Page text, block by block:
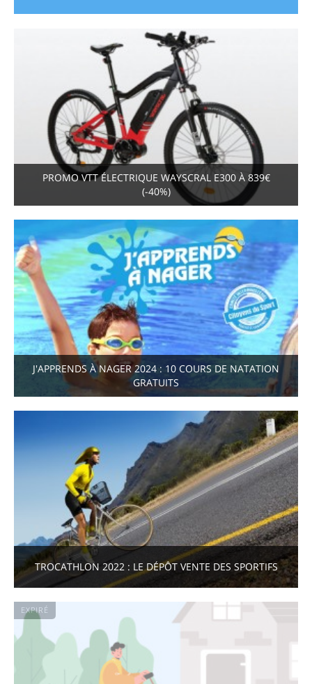
PROMO VTT ÉLECTRIQUE WAYSCRAL E300 À 839€
(-40%)
J'APPRENDS À NAGER 2024 : 10 COURS DE NATATION
GRATUITS
TROCATHLON 2022 : LE DÉPÔT VENTE DES SPORTIFS
EXPIRÉ